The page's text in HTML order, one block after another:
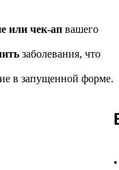
или чек-ап вашего
заболевания, что
в запущенной форме.